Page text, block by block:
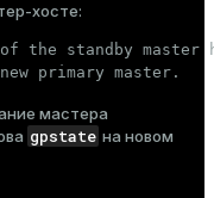
хосте:
the standby master
primary master.
мастера
gpstate на новом